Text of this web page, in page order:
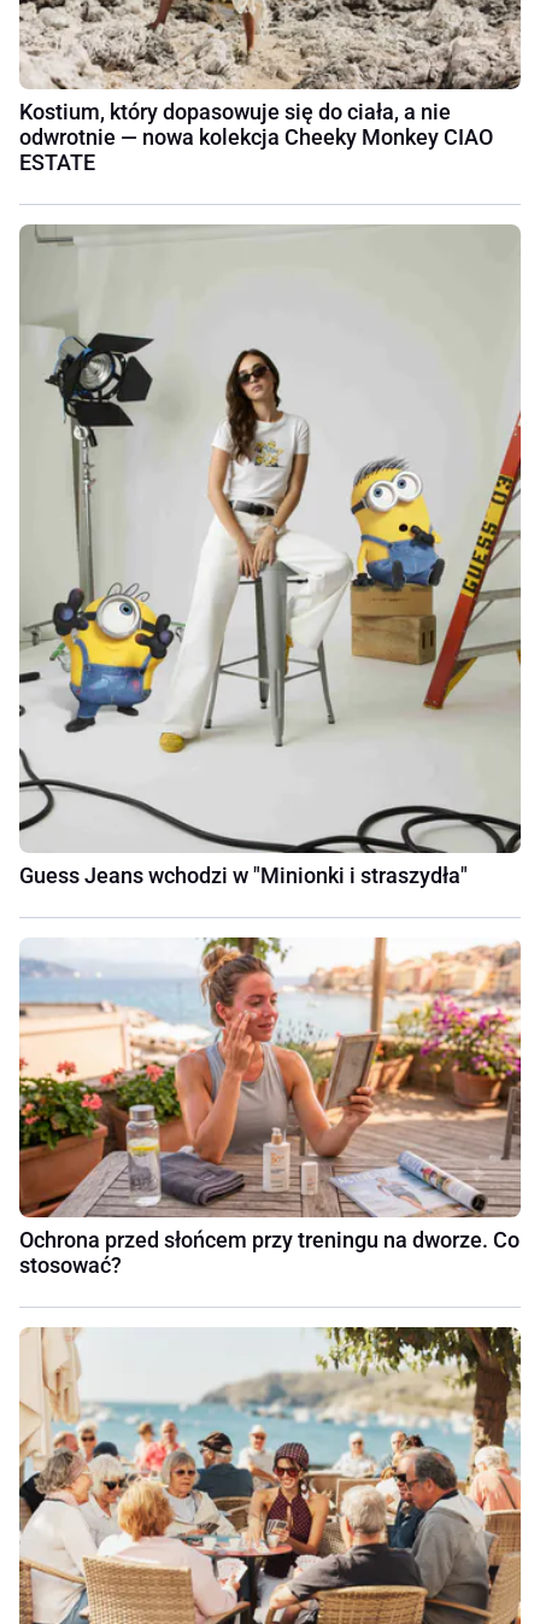
Kostium, który dopasowuje się do ciała, a nie
odwrotnie — nowa kolekcja Cheeky Monkey CIAO
ESTATE
Guess Jeans wchodzi w "Minionki i straszydła"
Ochrona przed słońcem przy treningu na dworze. Co
stosować?